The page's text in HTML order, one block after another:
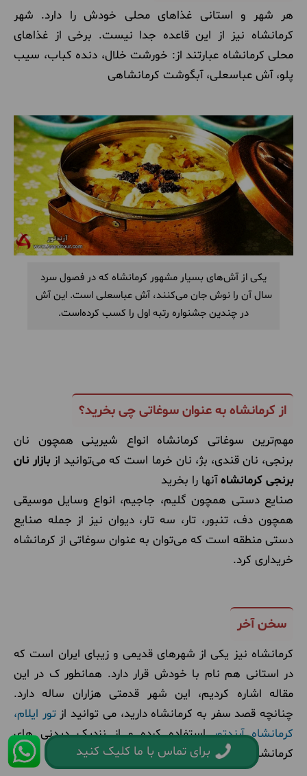
هر شهر و استانی غذاهای محلی خودش را دارد. شهر
کرمانشاه نیز از این قاعده جدا نیست. برخی از غذاهای
محلی کرمانشاه عبارتند از: خورشت خلال، دنده کباب، سیب
پلو، آش عباسعلی، آبگوشت کرمانشاهی
یکی از آش‌های بسیار مشهور کرمانشاه که در فصول سرد
سال آن را نوش جان می‌کنند، آش عباسعلی است. این آش
در چندین جشنواره رتبه اول را کسب کرده‌است.
از کرمانشاه به عنوان سوغاتی چی بخرید؟
مهم‌ترین سوغاتی کرمانشاه انواع شیرینی همچون نان
برنجی، نان قندی، بژ، نان خرما است که می‌توانید از بازار نان
برنجی کرمانشاهآنها را بخرید
صنایع دستی همچون گلیم، جاجیم، انواع وسایل موسیقی
همچون دف، تنبور، تار، سه تار، دیوان نیز از جمله صنایع
دستی منطقه است که می‌توان به عنوان سوغاتی از کرمانشاه
خریداری کرد.
سخن آخر
کرمانشاه نیز یکی از شهرهای قدیمی و زیبای ایران است که
در استانی هم نام با خودش قرار دارد. همانطور ک در این
مقاله اشاره کردیم، این شهر قدمتی هزاران ساله دارد.
چنانچه قصد سفر به کرمانشاه دارید، می توانید ازتور ایلام،
کرمانشاه آرندتوراستفاده کرده و از نزدیکدیدنی های
کرمانشاه و ایلام را مشاهده کرد. همراه مان باشید.
برای تماس با ما کلیک کنید